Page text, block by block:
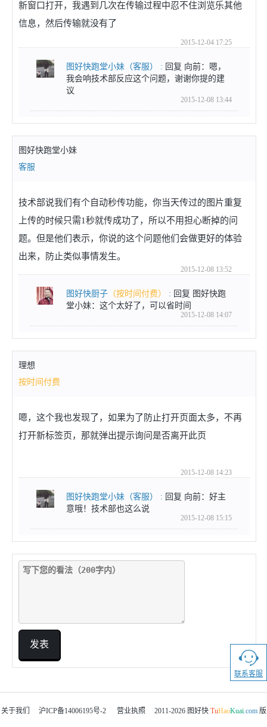
新窗口打开，我遇到几次在传输过程中忍不住浏览乐其他
信息，然后传输就没有了
2015-12-04 17:25
图好快跑堂小妹 （客服） : 回复 向前：嗯，
我会响技术部反应这个问题，谢谢你提的建
议
2015-12-08 13:44
图好快跑堂小妹
客服
技术部说我们有个自动秒传功能，你当天传过的图片重复
上传的时候只需1秒就传成功了，所以不用担心断掉的问
题。但是他们表示，你说的这个问题他们会做更好的体验
出来，防止类似事情发生。
2015-12-08 13:52
图好快厨子 （按时间付费） : 回复 图好快跑
堂小妹：这个太好了，可以省时间
2015-12-08 14:07
理想
按时间付费
嗯，这个我也发现了，如果为了防止打开页面太多，不再
打开新标签页，那就弹出提示询问是否离开此页
2015-12-08 14:23
图好快跑堂小妹 （客服） : 回复 向前：好主
意哦！技术部也这么说
2015-12-08 15:15
发表
关于我们 沪ICP备14006195号-2 营业执照 2011-2026 图好快 TuHaoKuai.com版
联系客服